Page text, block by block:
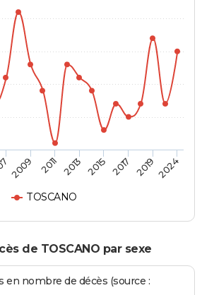
TOSCANO
2009 2011 2013 2015 2017 2019 2024
de TOSCANO par sexe
en nombre de décès (source :